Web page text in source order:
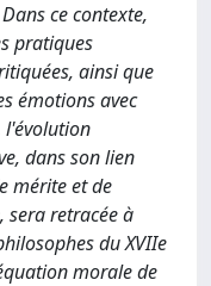
ce contexte,
pratiques
ainsi que
émotions avec
l'évolution
dans son lien
mérite et de
retracée à
du XVIIe
morale de